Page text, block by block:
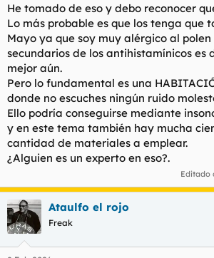
He tomado de eso y debo reconocer
Lo más probable es que los tenga que
Mayo ya que soy muy alérgico al
secundarios de los antihistamínicos es
mejor aún.
Pero lo fundamental es una
donde no escuches ningún ruido
Ello podría conseguirse mediante
y en este tema también hay mucha
cantidad de materiales a emplear.
¿Alguien es un experto en eso?.
Editado
Ataulfo el rojo
Freak